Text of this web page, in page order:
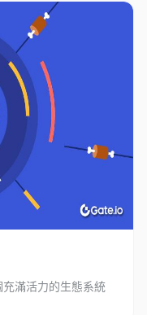
滿活力的生態系統